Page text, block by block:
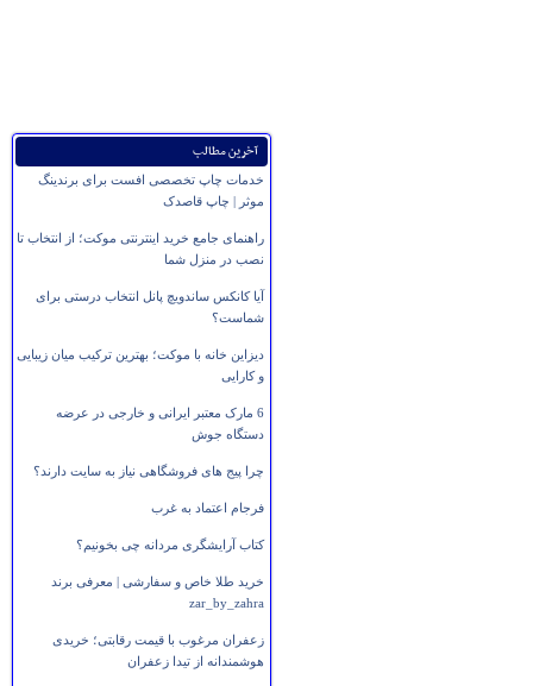
آخرین مطالب
خدمات چاپ تخصصی افست برای برندینگ
موثر | چاپ قاصدک
راهنمای جامع خرید اینترنتی موکت؛ از انتخاب تا
نصب در منزل شما
آیا کانکس ساندویچ پانل انتخاب درستی برای
شماست؟
دیزاین خانه با موکت؛ بهترین ترکیب میان زیبایی
و کارایی
6 مارک معتبر ایرانی و خارجی در عرضه
دستگاه جوش
چرا پیج های فروشگاهی نیاز به سایت دارند؟
فرجام اعتماد به غرب
کتاب آرایشگری مردانه چی بخونیم؟
خرید طلا خاص و سفارشی | معرفی برند
zar_by_zahra
زعفران مرغوب با قیمت رقابتی؛ خریدی
هوشمندانه از تیدا زعفران